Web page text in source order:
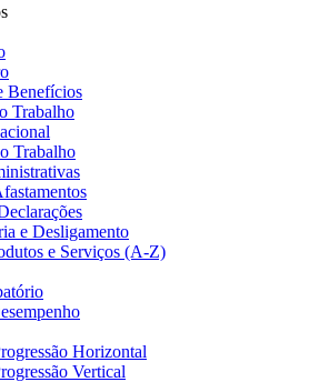
Benefícios
Trabalho
Trabalho
e Desligamento
e Serviços (A-Z)
Horizontal
Vertical